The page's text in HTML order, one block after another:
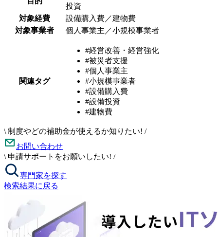
投資
対象経費
設備購入費／建物費
対象事業者
個人事業主／小規模事業者
関連タグ
#経営改善・経営強化
#被災者支援
#個人事業主
#小規模事業者
#設備購入費
#設備投資
#建物費
\ 制度やどの補助金が使えるか知りたい! /
お問い合わせ
\ 申請サポートをお願いしたい! /
専門家を探す
検索結果に戻る